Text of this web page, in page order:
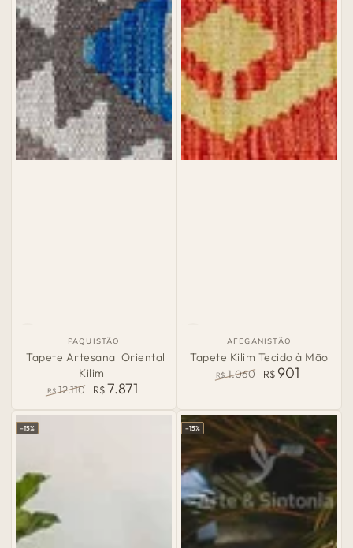
País
Origem:
PAQUISTÃO
Tapete Artesanal Oriental
Kilim
normal
R$ 12.110 R$7.871
País
de
Origem:
AFEGANISTÃO
Tapete Kilim Tecido à Mão
R$ 1.060
venda
R$ 901
–15% –15%